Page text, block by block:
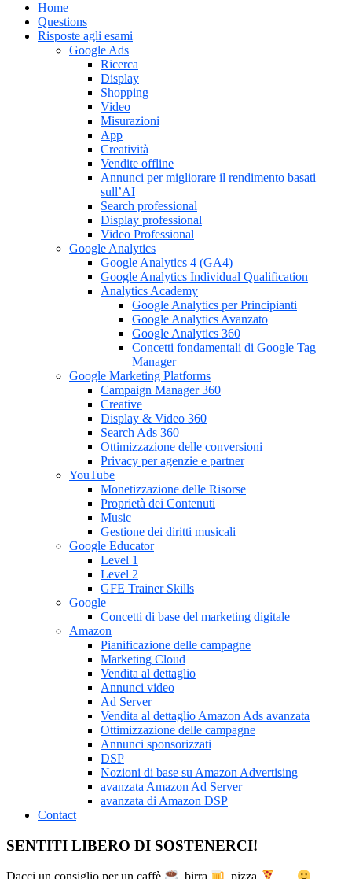
Home
Questions
Risposte agli esami
Google Ads
Ricerca
Display
Shopping
Video
Misurazioni
App
Creatività
Vendite offline
Annunci per migliorare il rendimento basati
sull’AI
Search professional
Display professional
Video Professional
Google Analytics
Google Analytics 4 (GA4)
Google Analytics Individual Qualification
Analytics Academy
Google Analytics per Principianti
Google Analytics Avanzato
Google Analytics 360
Concetti fondamentali di Google Tag
Manager
Google Marketing Platforms
Campaign Manager 360
Creative
Display & Video 360
Search Ads 360
Ottimizzazione delle conversioni
Privacy per agenzie e partner
YouTube
Monetizzazione delle Risorse
Proprietà dei Contenuti
Music
Gestione dei diritti musicali
Google Educator
Level 1
Level 2
GFE Trainer Skills
Google
Concetti di base del marketing digitale
Amazon
Pianificazione delle campagne
Marketing Cloud
Vendita al dettaglio
Annunci video
Ad Server
Vendita al dettaglio Amazon Ads avanzata
Ottimizzazione delle campagne
Annunci sponsorizzati
DSP
Nozioni di base su Amazon Advertising
avanzata Amazon Ad Server
avanzata di Amazon DSP
Contact
SENTITI LIBERO DI SOSTENERCI!